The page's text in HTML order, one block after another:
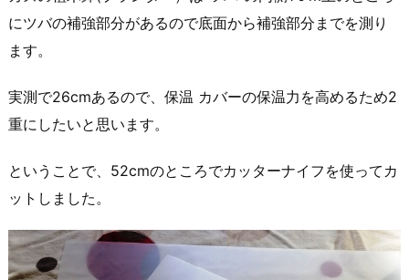
にツバの補強部分があるので底面から補強部分までを測り
ます。
実測で26cmあるので、保温 カバーの保温力を高めるため2
重にしたいと思います。
ということで、52cmのところでカッターナイフを使ってカ
ットしました。